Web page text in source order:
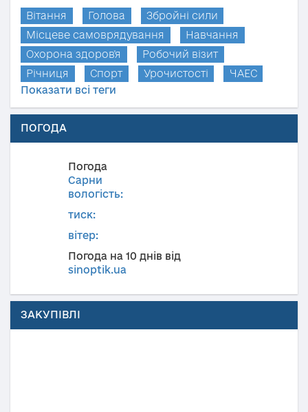
Вітання Голова
Збройні сили
Місцеве самоврядування
Навчання
Охорона здоров'я
Робочий візит
Річниця
Спорт Урочистості
ЧАЕС
Показати всі теги
ПОГОДА
Погода
Сарни
вологість:
тиск:
вітер:
Погода на 10 днів від
sinoptik.ua
ЗАКУПІВЛІ